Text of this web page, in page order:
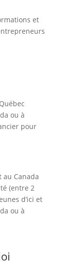
et
ou à
pour
au Canada
(entre 2
d’ici et
ou à